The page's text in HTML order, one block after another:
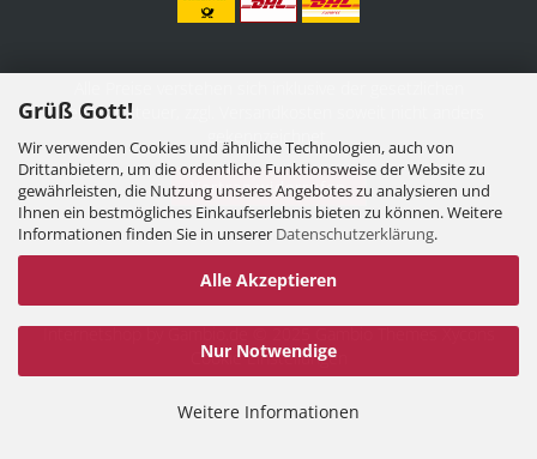
Grüß Gott!
Wir verwenden Cookies und ähnliche Technologien, auch von
Drittanbietern, um die ordentliche Funktionsweise der Website zu
gewährleisten, die Nutzung unseres Angebotes zu analysieren und
Ihnen ein bestmögliches Einkaufserlebnis bieten zu können. Weitere
Informationen finden Sie in unserer Datenschutzerklärung.
Alle Akzeptieren
Nur Notwendige
Weitere Informationen
Mehrwertsteuer, zzgl.
gekennzeichnet.
Vertrag widerrufen
Internetshopby Gambio.de © 2025 Gambio ThemesXycons
Cookie Einstellungen